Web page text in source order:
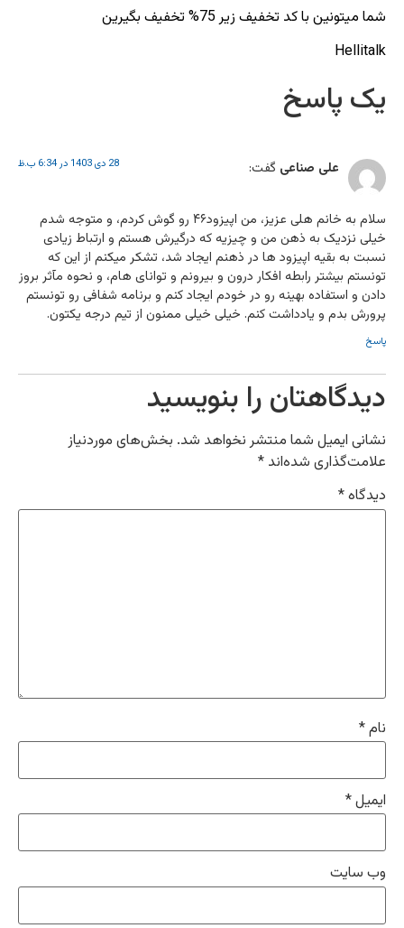
شما میتونین با کد تخفیف زیر 75% تخفیف بگیرین
Hellitalk
یک پاسخ
علی صناعی گفت: 28 دی 1403 در 6:34 ب.ظ
سلام به خانم هلی عزیز، من اپیزود۴۶ رو گوش کردم، و متوجه شدم
خیلی نزدیک به ذهن من و چیزیه که درگیرش هستم و ارتباط زیادی
نسبت به بقیه اپیزود ها در ذهنم ایجاد شد، تشکر میکنم از این که
تونستم بیشتر رابطه افکار درون و بیرونم و توانای هام، و نحوه مآثر بروز
دادن و استفاده بهینه رو در خودم ایجاد کنم و برنامه شفافی رو تونستم
پرورش بدم و یادداشت کنم. خیلی خیلی ممنون از تیم درجه یکتون.
پاسخ
دیدگاهتان را بنویسید
نشانی ایمیل شما منتشر نخواهد شد. بخش‌های موردنیاز
علامت‌گذاری شده‌اند *
دیدگاه*
نام*
ایمیل*
وب‌ سایت